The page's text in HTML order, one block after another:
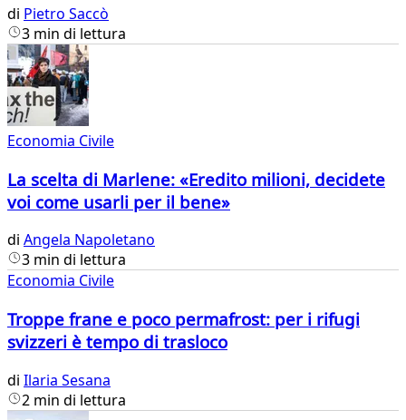
di Pietro Saccò
3 min di lettura
Economia Civile
La scelta di Marlene: «Eredito milioni, decidete
voi come usarli per il bene»
di Angela Napoletano
3 min di lettura
Economia Civile
Troppe frane e poco permafrost: per i rifugi
svizzeri è tempo di trasloco
di Ilaria Sesana
2 min di lettura